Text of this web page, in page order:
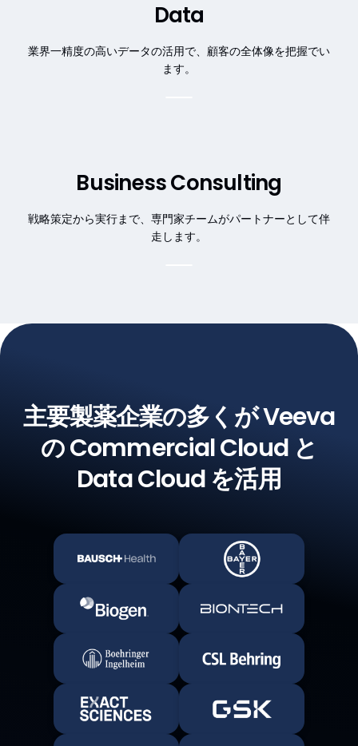
Data
業界一精度の高いデータの活用で、顧客の全体像を把握でい
ます。
Business Consulting
戦略策定から実行まで、専門家チームがパートナーとして伴
走します。
主要製薬企業の多くが Veeva
のCommercial Cloud と
Data Cloud を活用